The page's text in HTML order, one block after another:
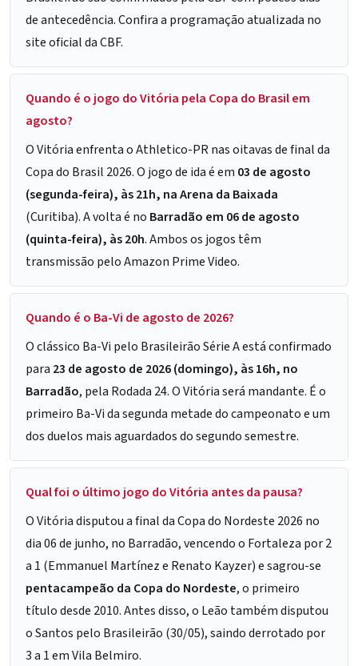
de antecedência. Confira a programação atualizada no
site oficial da CBF.
Quando é o jogo do Vitória pela Copa do Brasil em
agosto?
O Vitória enfrenta o Athletico-PR nas oitavas de final da
Copa do Brasil 2026. O jogo de ida é em 03 de agosto
(segunda-feira), às 21h, na Arena da Baixada
(Curitiba). A volta é no Barradão em 06 de agosto
(quinta-feira), às 20h. Ambos os jogos têm
transmissão pelo Amazon Prime Video.
Quando é o Ba-Vi de agosto de 2026?
O clássico Ba-Vi pelo Brasileirão Série A está confirmado
para 23 de agosto de 2026 (domingo), às 16h, no
Barradão, pela Rodada 24. O Vitória será mandante. É o
primeiro Ba-Vi da segunda metade do campeonato e um
dos duelos mais aguardados do segundo semestre.
Qual foi o último jogo do Vitória antes da pausa?
O Vitória disputou a final da Copa do Nordeste 2026 no
dia 06 de junho, no Barradão, vencendo o Fortaleza por 2
a 1 (Emmanuel Martínez e Renato Kayzer) e sagrou-se
pentacampeão da Copa do Nordeste, o primeiro
título desde 2010. Antes disso, o Leão também disputou
o Santos pelo Brasileirão (30/05), saindo derrotado por
3 a 1 em Vila Belmiro.